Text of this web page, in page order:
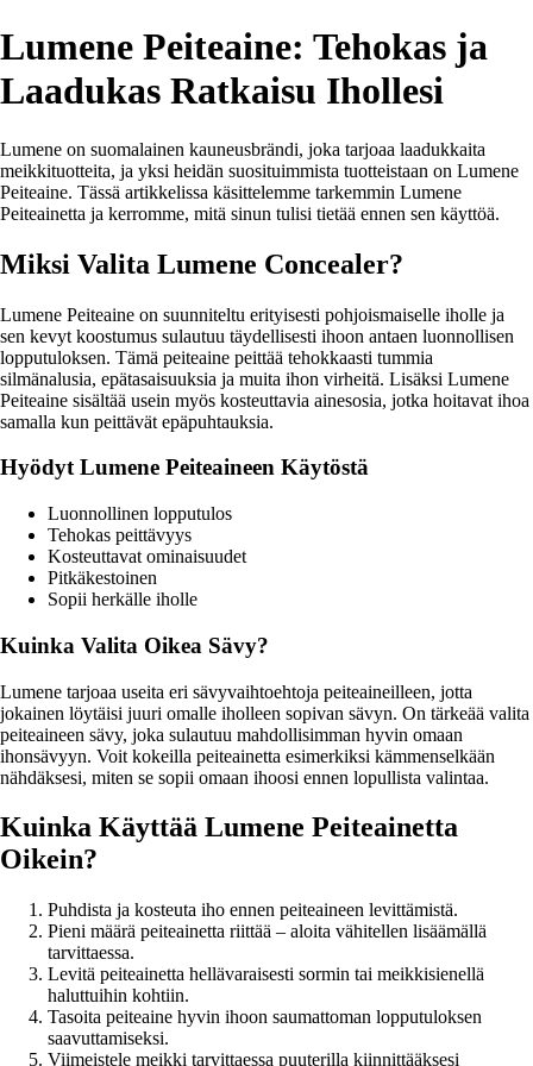
Lumene Peiteaine: Tehokas ja
Laadukas Ratkaisu Ihollesi
Lumene on suomalainen kauneusbrändi, joka tarjoaa laadukkaita
meikkituotteita, ja yksi heidän suosituimmista tuotteistaan on Lumene
Peiteaine. Tässä artikkelissa käsittelemme tarkemmin Lumene
Peiteainetta ja kerromme, mitä sinun tulisi tietää ennen sen käyttöä.
Miksi Valita Lumene Concealer?
Lumene Peiteaine on suunniteltu erityisesti pohjoismaiselle iholle ja
sen kevyt koostumus sulautuu täydellisesti ihoon antaen luonnollisen
lopputuloksen. Tämä peiteaine peittää tehokkaasti tummia
silmänalusia, epätasaisuuksia ja muita ihon virheitä. Lisäksi Lumene
Peiteaine sisältää usein myös kosteuttavia ainesosia, jotka hoitavat ihoa
samalla kun peittävät epäpuhtauksia.
Hyödyt Lumene Peiteaineen Käytöstä
Luonnollinen lopputulos
Tehokas peittävyys
Kosteuttavat ominaisuudet
Pitkäkestoinen
Sopii herkälle iholle
Kuinka Valita Oikea Sävy?
Lumene tarjoaa useita eri sävyvaihtoehtoja peiteaineilleen, jotta
jokainen löytäisi juuri omalle iholleen sopivan sävyn. On tärkeää valita
peiteaineen sävy, joka sulautuu mahdollisimman hyvin omaan
ihonsävyyn. Voit kokeilla peiteainetta esimerkiksi kämmenselkään
nähdäksesi, miten se sopii omaan ihoosi ennen lopullista valintaa.
Kuinka Käyttää Lumene Peiteainetta
Oikein?
Puhdista ja kosteuta iho ennen peiteaineen levittämistä.
Pieni määrä peiteainetta riittää – aloita vähitellen lisäämällä
tarvittaessa.
Levitä peiteainetta hellävaraisesti sormin tai meikkisienellä
haluttuihin kohtiin.
Tasoita peiteaine hyvin ihoon saumattoman lopputuloksen
saavuttamiseksi.
Viimeistele meikki tarvittaessa puuterilla kiinnittääksesi